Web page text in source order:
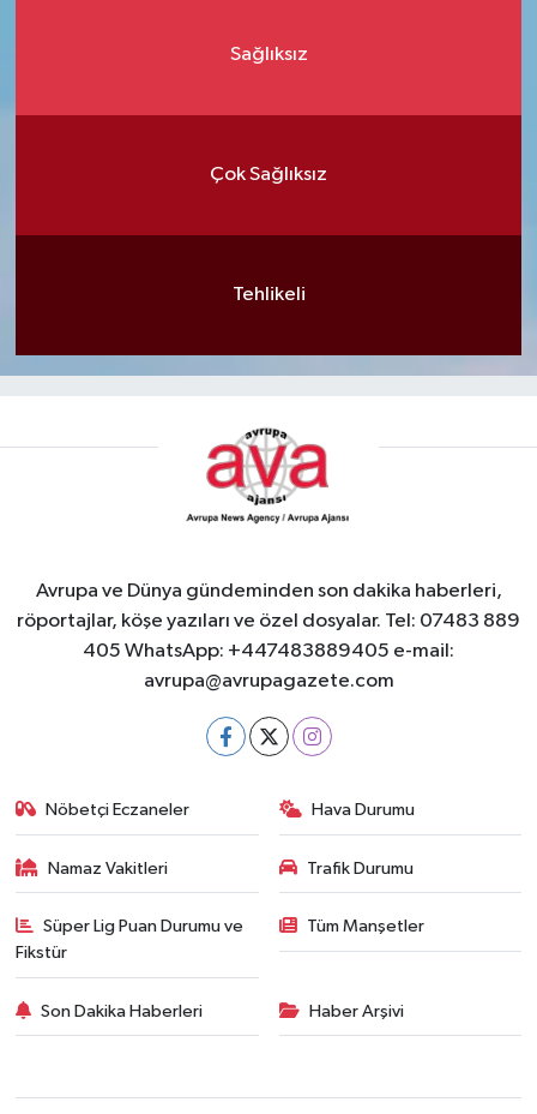
Sağlıksız
Çok Sağlıksız
Tehlikeli
Avrupa ve Dünya gündeminden son dakika haberleri,
röportajlar, köşe yazıları ve özel dosyalar. Tel: 07483 889
405 WhatsApp: +447483889405 e-mail:
avrupa@avrupagazete.com
Nöbetçi Eczaneler Hava Durumu
Namaz Vakitleri Trafik Durumu
Süper Lig Puan Durumu ve
Fikstür
Tüm Manşetler
Son Dakika Haberleri Haber Arşivi